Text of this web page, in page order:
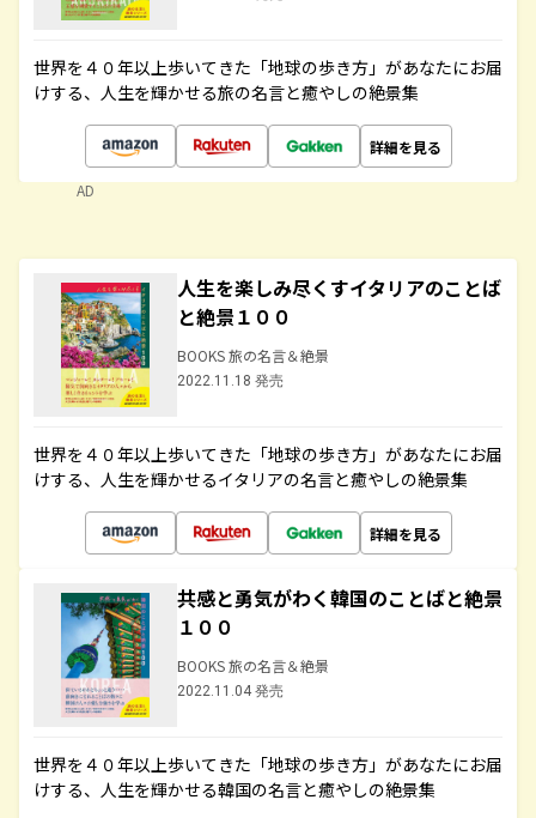
世界を４０年以上歩いてきた「地球の歩き方」があなたにお届
けする、人生を輝かせる旅の名言と癒やしの絶景集
詳細を見る
AD
人生を楽しみ尽くすイタリアのことば
と絶景１００
BOOKS 旅の名言＆絶景
2022.11.18 発売
世界を４０年以上歩いてきた「地球の歩き方」があなたにお届
けする、人生を輝かせるイタリアの名言と癒やしの絶景集
詳細を見る
共感と勇気がわく韓国のことばと絶景
１００
BOOKS 旅の名言＆絶景
2022.11.04 発売
世界を４０年以上歩いてきた「地球の歩き方」があなたにお届
けする、人生を輝かせる韓国の名言と癒やしの絶景集